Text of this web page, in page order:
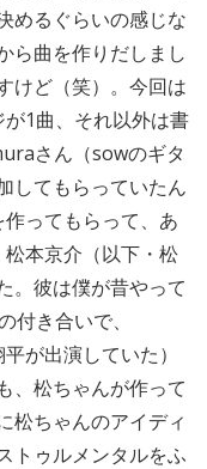
めるぐらいの感じな
ら曲を作りだしまし
けど（笑）。今回は
1曲、それ以外は書
さん（sowのギタ
してもらっていたん
ってもらって、あ
本京介（以下・松
。彼は僕が昔やって
付き合いで、
が出演していた）
、松ちゃんが作って
松ちゃんのアイディ
トゥルメンタルをふ